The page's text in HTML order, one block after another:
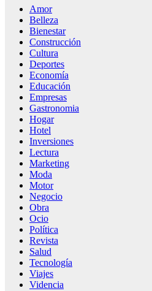
Amor
Belleza
Bienestar
Construcción
Cultura
Deportes
Economía
Educación
Empresas
Gastronomia
Hogar
Hotel
Inversiones
Lectura
Marketing
Moda
Motor
Negocio
Obra
Ocio
Política
Revista
Salud
Tecnología
Viajes
Videncia